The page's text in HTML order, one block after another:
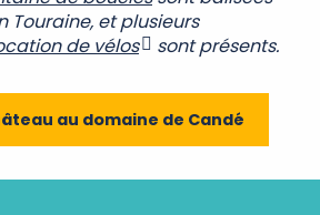
Touraine, et plusieurs
de vélos
sont présents.
au domaine de Candé